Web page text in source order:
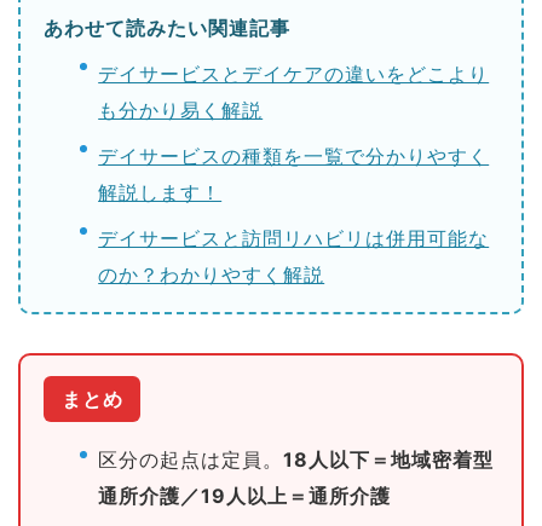
あわせて読みたい関連記事
デイサービスとデイケアの違いをどこより
も分かり易く解説
デイサービスの種類を一覧で分かりやすく
解説します！
デイサービスと訪問リハビリは併用可能な
のか？わかりやすく解説
まとめ
区分の起点は定員。18人以下＝地域密着型
通所介護／19人以上＝通所介護